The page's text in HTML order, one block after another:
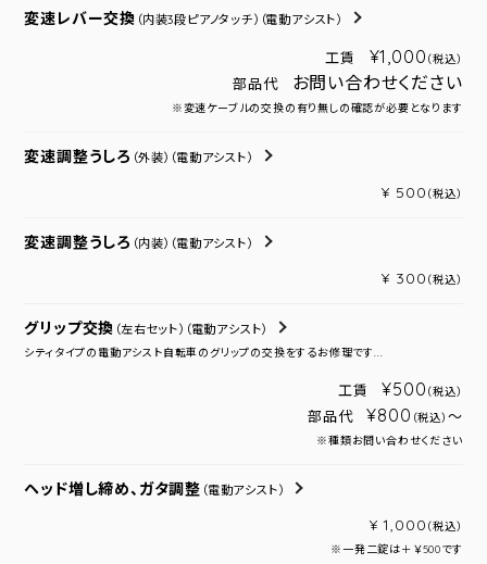
変速レバー交換 （内装3段ピアノタッチ） （電動アシスト）
工賃 ¥1,000 （税込）
部品代 お問い合わせください
※変速ケーブルの交換の有り無しの確認が必要となります
変速調整うしろ （外装） （電動アシスト）
¥ 500 （税込）
変速調整うしろ （内装） （電動アシスト）
¥ 300 （税込）
グリップ交換 （左右セット） （電動アシスト）
シティタイプの電動アシスト自転車のグリップの交換をするお修理です...
工賃 ¥500 （税込）
部品代 ¥800 （税込） ～
※種類お問い合わせください
ヘッド増し締め、ガタ調整 （電動アシスト）
¥ 1,000 （税込）
※一発二錠は＋￥500です